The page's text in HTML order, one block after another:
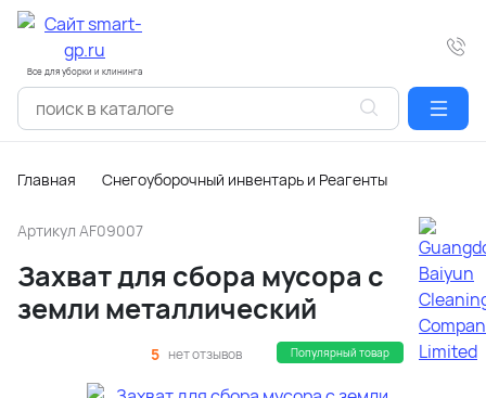
Все для уборки и клининга
Главная Снегоуборочный инвентарь и Реагенты
Артикул AF09007
Захват для сбора мусора с
земли металлический
5 нет отзывов Популярный товар